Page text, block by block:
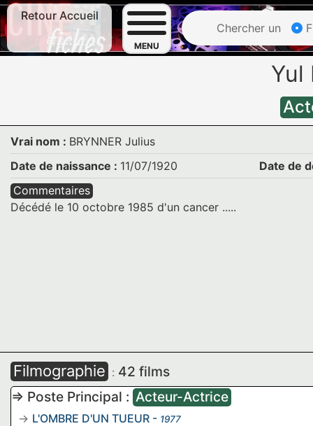
Retour Accueil
MENU
Chercher un
Yul
Vrai nom : BRYNNER Julius
Date de naissance : 11/07/1920
Date de
Commentaires
Décédé le 10 octobre 1985 d'un cancer .....
Filmographie : 42 films
=> Poste Principal : Acteur-Actrice
L'OMBRE D'UN TUEUR - 1977